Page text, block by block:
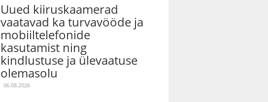
Uued kiiruskaamerad
vaatavad ka turvavööde ja
mobiiltelefonide
kasutamist ning
kindlustuse ja ülevaatuse
olemasolu
06.08.2026